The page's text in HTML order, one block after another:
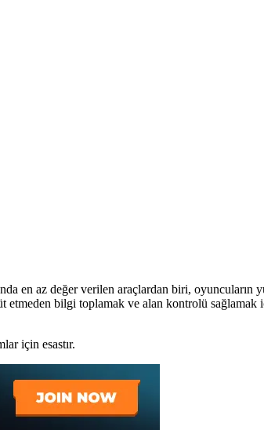
en az değer verilen araçlardan biri, oyuncuların
etmeden bilgi toplamak ve alan kontrolü sağlamak
için esastır.